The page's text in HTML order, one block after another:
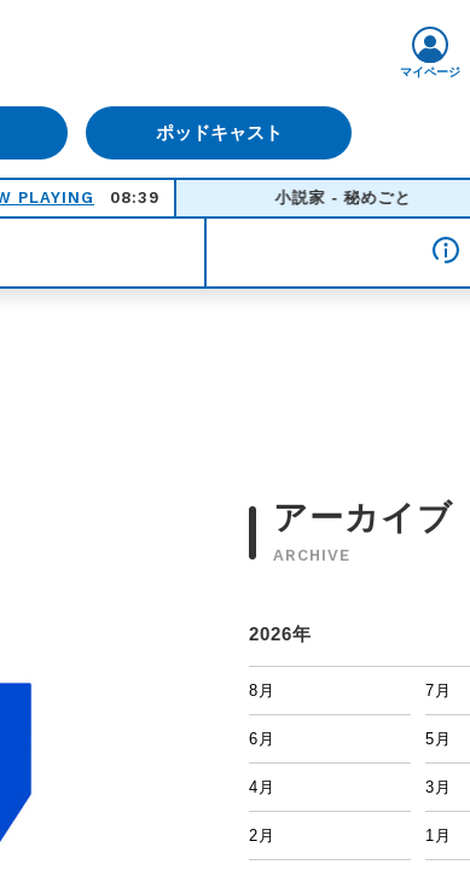
ポッドキャスト
マイページ
PLAYING 08:39 小説家 - 秘めごと
アーカイブ
ARCHIVE
2026年
8月 7月
6月 5月
4月 3月
2月 1月